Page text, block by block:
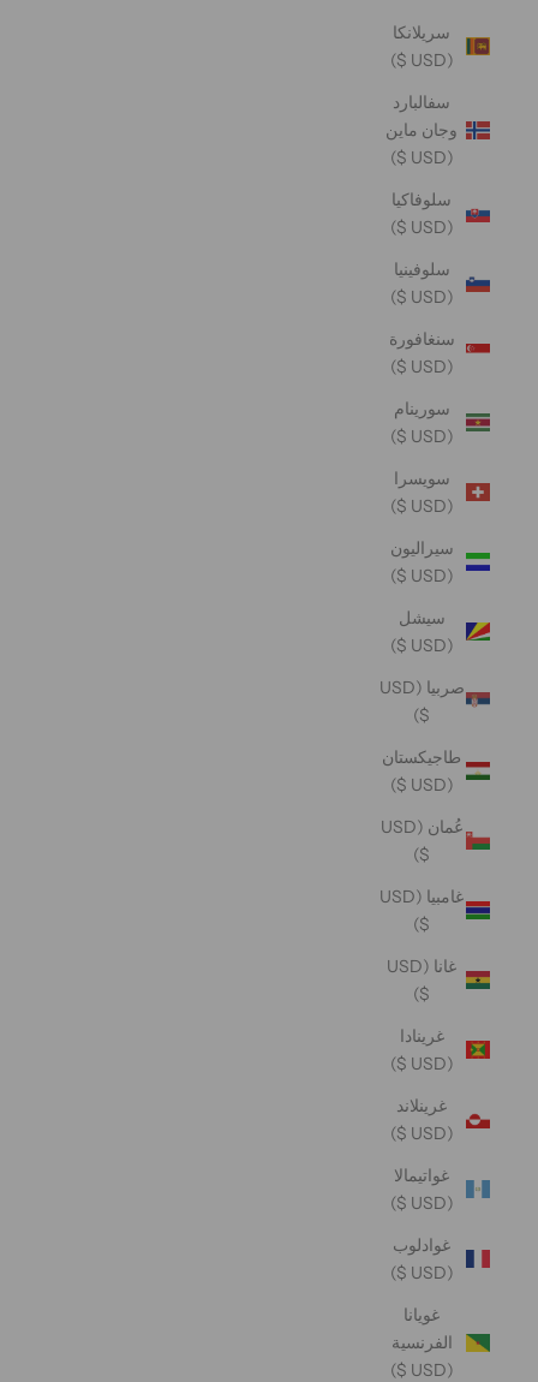
سريلانكا
(USD $)
سفالبارد
وجان ماين
(USD $)
سلوفاكيا
(USD $)
سلوفينيا
(USD $)
سنغافورة
(USD $)
سورينام
(USD $)
سويسرا
(USD $)
سيراليون
(USD $)
سيشل
(USD $)
صربيا (USD
$)
طاجيكستان
(USD $)
عُمان (USD
$)
غامبيا (USD
$)
غانا (USD
$)
غرينادا
(USD $)
غرينلاند
(USD $)
غواتيمالا
(USD $)
غوادلوب
(USD $)
غويانا
الفرنسية
(USD $)